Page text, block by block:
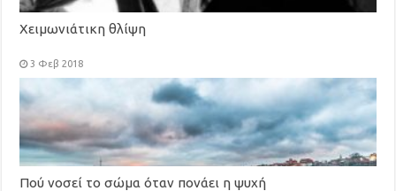
Χειμωνιάτικη θλίψη
3 Φεβ 2018
Πού νοσεί το σώμα όταν πονάει η ψυχή